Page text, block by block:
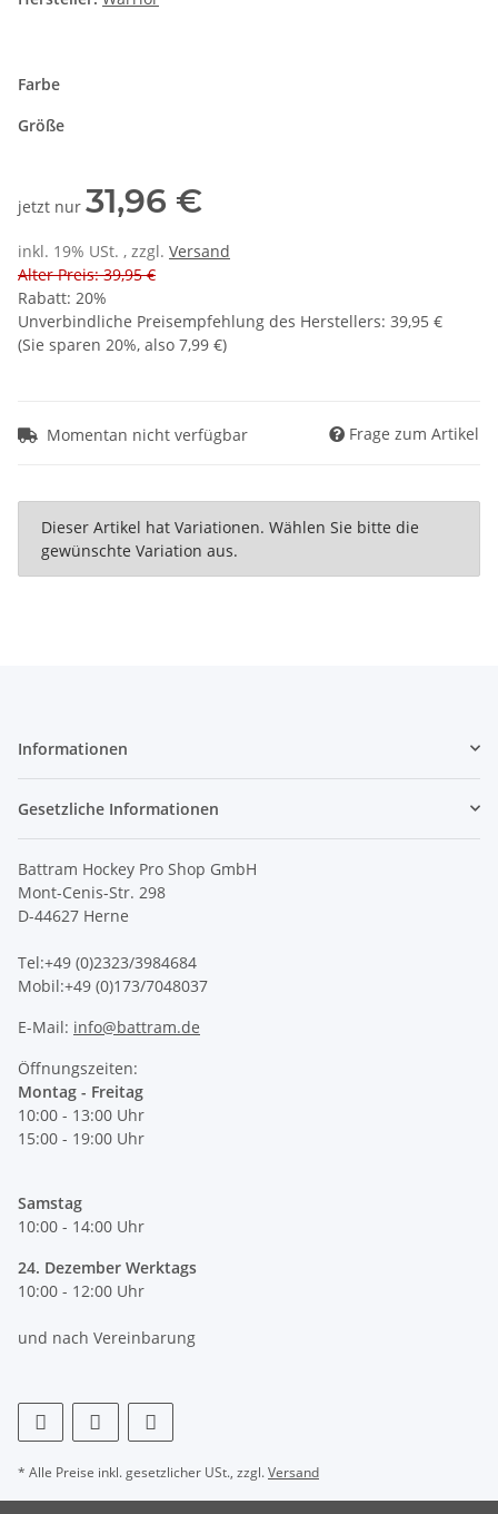
Farbe
Größe
jetzt nur 31,96 €
inkl. 19% USt. , zzgl. Versand
Alter Preis: 39,95 €
Rabatt: 20%
Unverbindliche Preisempfehlung des Herstellers: 39,95 €
(Sie sparen 20%, also 7,99 €)
Momentan nicht verfügbar Frage zum Artikel
x
Dieser Artikel hat Variationen. Wählen Sie bitte die
gewünschte Variation aus.
Informationen
Gesetzliche Informationen
Battram Hockey Pro Shop GmbH
Mont-Cenis-Str. 298
D-44627 Herne
Tel:+49 (0)2323/3984684
Mobil:+49 (0)173/7048037
E-Mail: info@battram.de
Öffnungszeiten:
Montag - Freitag
10:00 - 13:00 Uhr
15:00 - 19:00 Uhr
Samstag
10:00 - 14:00 Uhr
24. Dezember Werktags
10:00 - 12:00 Uhr
und nach Vereinbarung
* Alle Preise inkl. gesetzlicher USt., zzgl.Versand